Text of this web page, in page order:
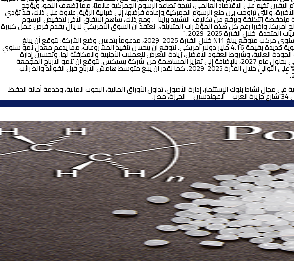
تخيم على الاقتصاد العالمي، نتيجة تصاعد الرسوم الجمركية عالميًا، مما يُضعف النمو، ويؤجج
والتي تراوحت بين منع الرسوم الجمركية وإعادة فرضها، إلى ضبابية الرؤية. علاوة على ذلك، قد تؤدي
منخفضة التكلفة ويرفع من تكاليف التشييد برأينا . ومع ذلك، ساهم الاتفاق الأخير لتخفيض الرسوم
لصالح أمريكا. وأخيرا رغم كل هذه المؤشرات المتباينة،، نعتقد أن السوق الأمريكي لا يزال يقدم فرص عمل كبيرة
“
2025-2029، مدعوماً بتحسن وضع الشركة:نتوقع أن يبلغ
متوسط حجم الأعمال تحت التنفيذ لشركة أوراسكوم كونستراكشن 8.0 مليار دولار أمريكي خلال الفترة 2025-2029، مع متوسط عقود سنوية جديدة بقيمة 4.16 مليار دولار أمريكي. نتوقع أن يتحسن تنفيذ المشروعات، مما يدعم معدل نمو سنوي
العالية، وشروط العقود الأفضل، زيادة التعرض للعملات الأجنبية والمكافئة لها. وتحسين إدارة
التدفقات النقدية ورأس المال العامل، والمساهمة الإيجابية في صافي الأرباح من محفظة الامتيازات الحالية، لتصل إلى 15 مليون دولار أمريكي بحلول عام 2027، بالإضافة إلى تعزيز المساهمة من شركة يسيكس. نتوقع أن تنمو الأرباح المجمعة
قبل الفوائد والضرائب والإهلاك واستهلاك وصافي الدخل لشركة أوراسكوم كونستراكشن بمعدل نمو سنوي مركب يبلغ حوالي 11% و 6% على التوالي خلال الفترة 2025-2029. كما نقدر أن يبلغ متوسط هامش الأرباح قبل الفوائد والضرائب
نشاط بنوك الإستثمار، إدارة الأصول، تداول الأوراق المالية، البحوث المالية، وخدمة أمانة الحفظ.